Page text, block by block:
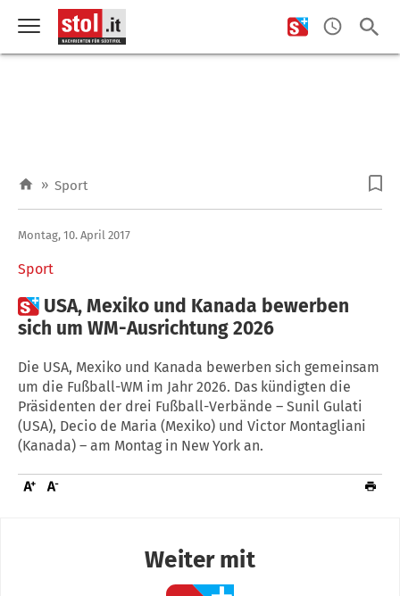
» Sport
Sport
Montag, 10. April 2017
 USA, Mexiko und Kanada bewerben
sich um WM-Ausrichtung 2026
Die USA, Mexiko und Kanada bewerben sich gemeinsam
um die Fußball-WM im Jahr 2026. Das kündigten die
Präsidenten der drei Fußball-Verbände – Sunil Gulati
(USA), Decio de Maria (Mexiko) und Victor Montagliani
(Kanada) – am Montag in New York an.